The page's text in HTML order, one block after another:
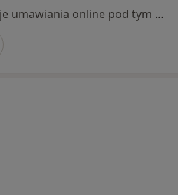
Specjalista nie oferuje umawiania online pod tym adresem.